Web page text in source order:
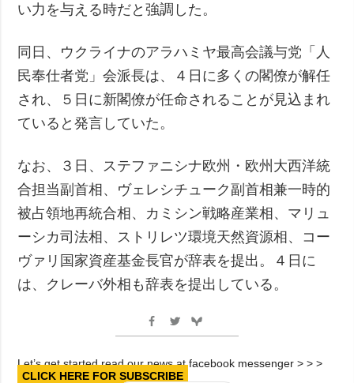
い力を与える時だと強調した。
同日、ウクライナのアラハミヤ最高会議与党「人
民奉仕者党」会派長は、４日に多くの閣僚が解任
され、５日に新閣僚が任命されることが見込まれ
ていると発言していた。
なお、３日、ステファニシナ欧州・欧州大西洋統
合担当副首相、ヴェレシチューク副首相兼一時的
被占領地再統合相、カミシン戦略産業相、マリュ
ーシカ司法相、ストリレツ環境天然資源相、コー
ヴァリ国家資産基金長官が辞表を提出。４日に
は、クレーバ外相も辞表を提出している。
Let’s get started read our news at facebook messenger > > >
CLICK HERE FOR SUBSCRIBE